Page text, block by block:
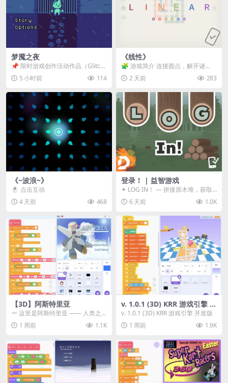
梦魇之夜
📌 限时游戏创作活动作品（Glitch
Game Jam） 📖 故事背景 怪物四...
5 小时前 114
《线性》
🧩 游戏简介 连接圆点，解开谜
题。 ⚠️ 重要提示 所有关卡均可通
关，请确保使用...
2 天前 283
《~波浪~》
🖱️ 点击互动
4 天前
468
登录！ | 益智游戏
✦ LOG IN！ — 拼接原木堆，获取
分数！ ᑕ☲◎ ᑕ☲◎ ᑕ☲◎ ᑕ☲◎ ...
6 天前 1.0K
【3D】阿斯特里亚
ー 这里是阿斯特里亚 —— 人类之
罪与未来希望交汇之地 📖 游戏简
介 《阿斯特里...
1 周前 1.1K
v. 1.0.1 (3D) KRR 游戏引擎 开
发版
v. 1.0.1 (3D) KRR 游戏引擎 开发版
1 周前
1.9K